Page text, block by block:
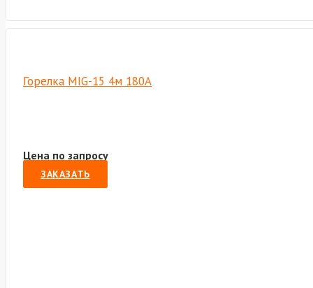
Горелка MIG-15 4м 180A
Цена по запросу
ЗАКАЗАТЬ